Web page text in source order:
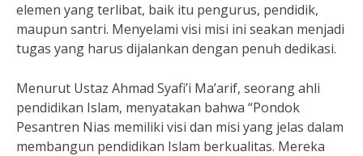
elemen yang terlibat, baik itu pengurus, pendidik,
maupun santri. Menyelami visi misi ini seakan menjadi
tugas yang harus dijalankan dengan penuh dedikasi.
Menurut Ustaz Ahmad Syafi’i Ma’arif, seorang ahli
pendidikan Islam, menyatakan bahwa “Pondok
Pesantren Nias memiliki visi dan misi yang jelas dalam
membangun pendidikan Islam berkualitas. Mereka